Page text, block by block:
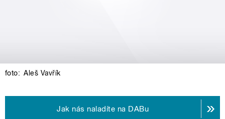
foto: Aleš Vavřík
Jak nás naladíte na DABu